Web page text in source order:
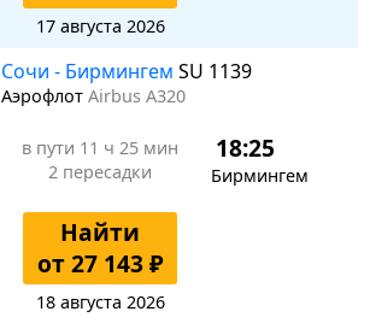
17 августа 2026
Сочи - Бирмингем SU 1139
Аэрофлот Airbus A320
в пути 11 ч 25 мин
2 пересадки
18:25
Бирмингем
Найти
от 27 143 ₽
18 августа 2026